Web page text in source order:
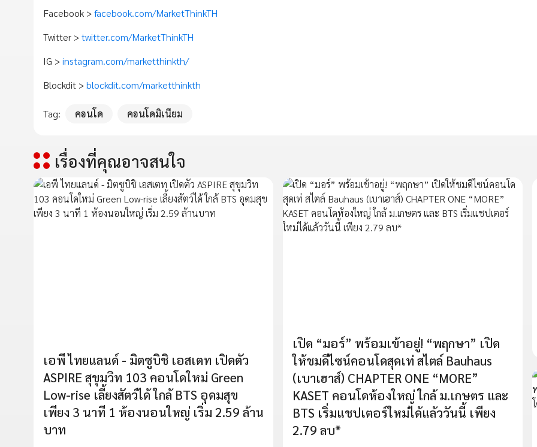
Facebook >facebook.com/MarketThinkTH
Twitter >twitter.com/MarketThinkTH
IG >instagram.com/marketthinkth/
Blockdit >blockdit.com/marketthinkth
Tag: คอนโด คอนโดมิเนียม
เรื่องที่คุณอาจสนใจ
เอพี ไทยแลนด์ - มิตซูบิชิ เอสเตท เปิดตัว
ASPIRE สุขุมวิท 103 คอนโดใหม่ Green
Low-rise เลี้ยงสัตว์ได้ ใกล้ BTS อุดมสุข
เพียง 3 นาที 1 ห้องนอนใหญ่ เริ่ม 2.59 ล้าน
บาท
เปิด “มอร์” พร้อมเข้าอยู่! “พฤกษา” เปิด
ให้ชมดีไซน์คอนโดสุดเท่ สไตล์ Bauhaus
(เบาเฮาส์) CHAPTER ONE “MORE”
KASET คอนโดห้องใหญ่ ใกล้ ม.เกษตร และ
BTS เริ่มแชปเตอร์ใหม่ได้แล้ววันนี้ เพียง
2.79 ลบ*